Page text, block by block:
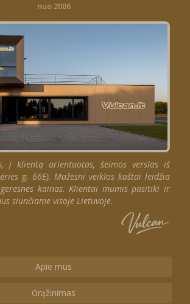
nuo 2006
į klientą orientuotas, šeimos verslas iš
g. 66E). Mažesni veiklos kaštai leidžia
kainas. Klientai mumis pasitiki ir
siunčiame visoje Lietuvoje.
Apie mus
Grąžinimas